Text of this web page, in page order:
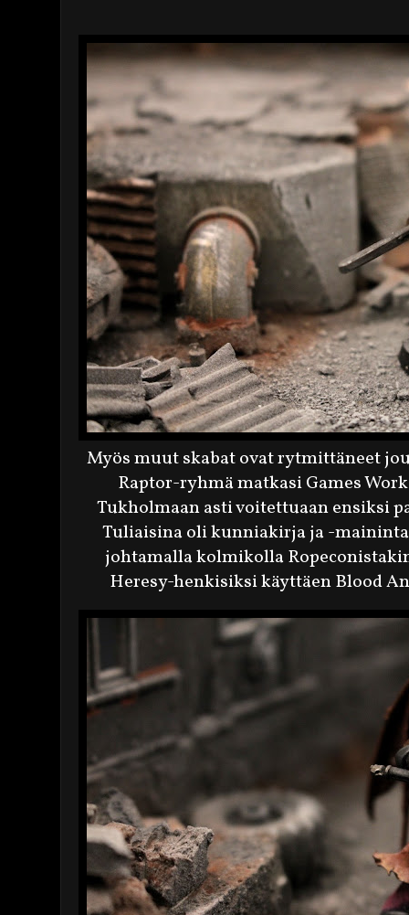
Myös muut skabat ovat rytmittäneet
Raptor-ryhmä matkasi Games
Tukholmaan asti voitettuaan ensiksi
Tuliaisina oli kunniakirja ja -
johtamalla kolmikolla
Heresy-henkisiksi käyttäen Blood